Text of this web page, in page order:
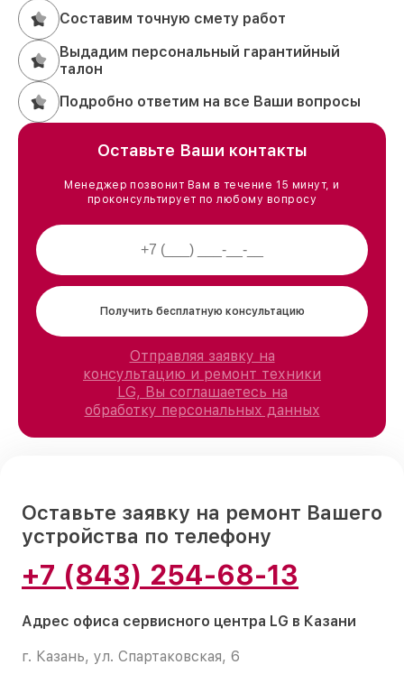
Составим точную смету работ
Выдадим персональный гарантийный
талон
Подробно ответим на все Ваши вопросы
Оставьте Ваши контакты
Менеджер позвонит Вам в течение 15 минут, и
проконсультирует по любому вопросу
Получить бесплатную консультацию
Отправляя заявку на
консультацию и ремонт техники
LG, Вы соглашаетесь на
обработку персональных данных
Оставьте заявку на ремонт Вашего
устройства по телефону
+7 (843) 254-68-13
Адрес офиса сервисного центра LG в Казани
г. Казань, ул. Спартаковская, 6